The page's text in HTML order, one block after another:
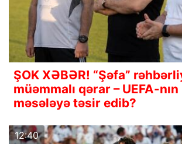
ŞOK XƏBƏR! “Şəfa”
müəmmalı qərar – UEFA-
məsələyə təsir edib?
12:40